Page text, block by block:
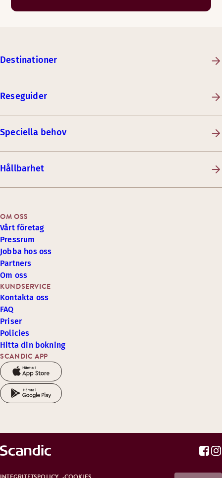
Destinationer
Reseguider
Speciella behov
Hållbarhet
SCANDIC APP
KUNDSERVICE
Kontakta oss
FAQ
Priser
Policies
Hitta din bokning
OM OSS
Vårt företag
Pressrum
Jobba hos oss
Partners
Om oss